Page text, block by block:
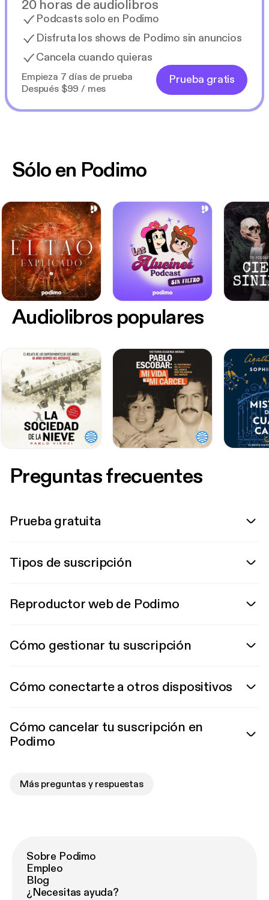
20 horas de audiolibros
Podcasts solo en Podimo
Disfruta los shows de Podimo sin anuncios
Cancela cuando quieras
Empieza 7 días de prueba
Después $99 / mes
Prueba gratis
Sólo en Podimo
Audiolibros populares
Preguntas frecuentes
Prueba gratuita
Tipos de suscripción
Reproductor web de Podimo
Cómo gestionar tu suscripción
Cómo conectarte a otros dispositivos
Cómo cancelar tu suscripción en
Podimo
Más preguntas y respuestas
Sobre Podimo
Empleo
Blog
¿Necesitas ayuda?